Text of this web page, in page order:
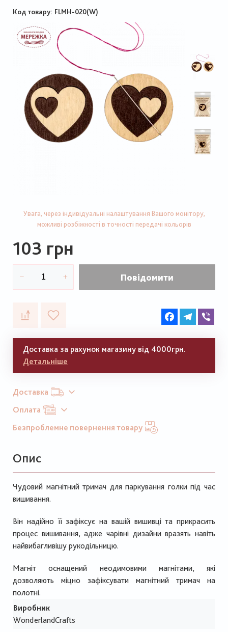
Код товару FLMH-020(W)
Увага, через індивідуальні налаштування Вашого монітору,
можливі розбіжності в точності передачі кольорів
103 грн
Повідомити
FacebookTelegram
Доставка за рахунок магазину від 4000грн.
Детальніше
Доставка
Оплата
Безпроблемне повернення товару
Опис
Чудовий магнітний тримач для паркування голки під час
вишивання.
Він надійно її зафіксує на вашій вишивці та прикрасить
процес вишивання, адже чарівні дизайни вразять навіть
найвибагливішу рукодільницю.
Магніт оснащений неодимовими магнітами, які
дозволяють міцно зафіксувати магнітний тримач на
полотні.
Виробник
WonderlandCrafts